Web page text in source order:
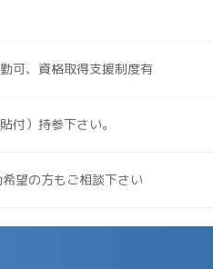
可、資格取得支援制度有
付）持参下さい。
望の方もご相談下さい